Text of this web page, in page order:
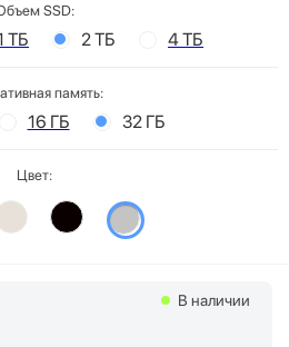
SSD:
ТБ 2 ТБ 4 ТБ
память:
16 ГБ 32 ГБ
Цвет:
В наличии